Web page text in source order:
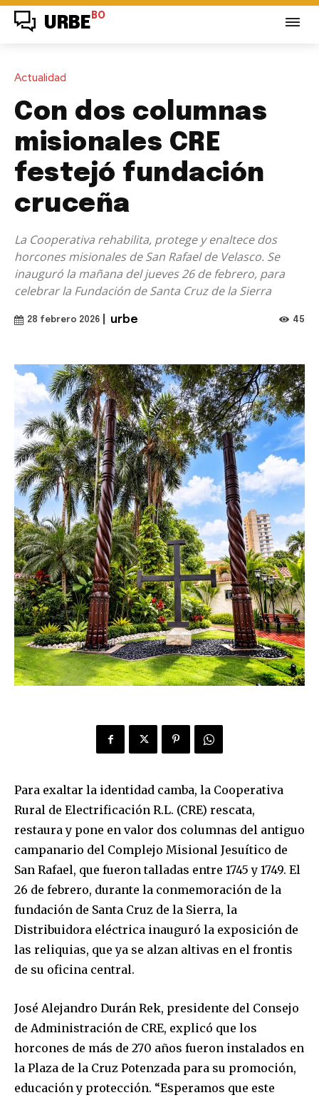
URBE BO
Actualidad
Con dos columnas
misionales CRE
festejó fundación
cruceña
La Cooperativa rehabilita, protege y enaltece dos
horcones misionales de San Rafael de Velasco. Se
inauguró la mañana del jueves 26 de febrero, para
celebrar la Fundación de Santa Cruz de la Sierra
28 febrero 2026 urbe 45
Para exaltar la identidad camba, la Cooperativa
Rural de Electrificación R.L. (CRE) rescata,
restaura y pone en valor dos columnas del antiguo
campanario del Complejo Misional Jesuítico de
San Rafael, que fueron talladas entre 1745 y 1749. El
26 de febrero, durante la conmemoración de la
fundación de Santa Cruz de la Sierra, la
Distribuidora eléctrica inauguró la exposición de
las reliquias, que ya se alzan altivas en el frontis
de su oficina central.
José Alejandro Durán Rek, presidente del Consejo
de Administración de CRE, explicó que los
horcones de más de 270 años fueron instalados en
la Plaza de la Cruz Potenzada para su promoción,
educación y protección. “Esperamos que este